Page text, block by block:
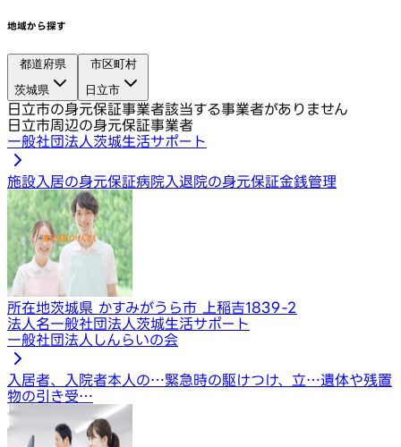
地域から探す
都道府県
茨城県
市区町村
日立市
日立市の身元保証事業者該当する事業者がありません
日立市周辺の身元保証事業者
一般社団法人茨城生活サポート
施設入居の身元保証病院入退院の身元保証金銭管理
所在地茨城県 かすみがうら市 上稲吉1839-2
法人名一般社団法人茨城生活サポート
一般社団法人しんらいの会
入居者、入院者本人の…緊急時の駆けつけ、立…遺体や残置
物の引き受…